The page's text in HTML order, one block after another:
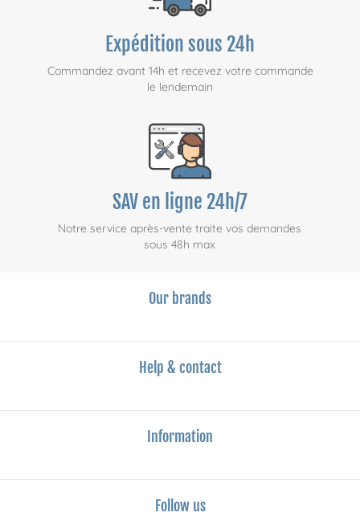
Expédition sous 24h
Commandez avant 14h et recevez votre commande
le lendemain
SAV en ligne 24h/7
Notre service après-vente traite vos demandes
sous 48h max
Our brands
Help & contact
Information
Follow us